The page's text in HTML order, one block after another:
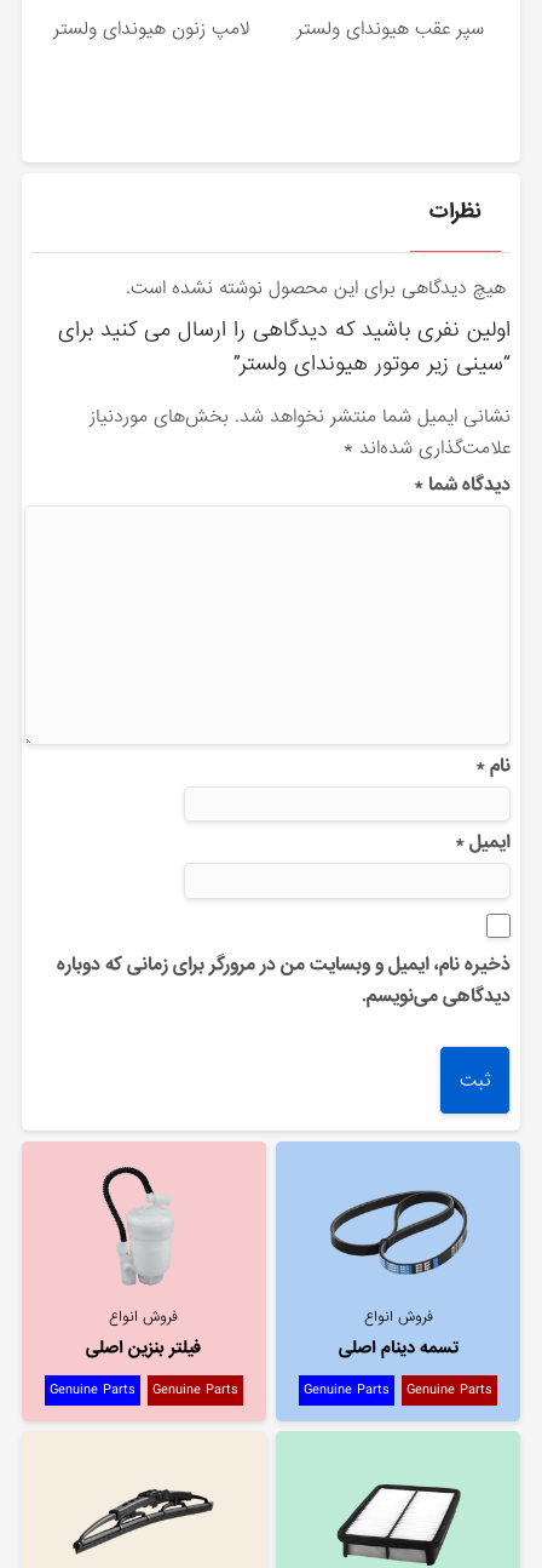
سپر عقب هیوندای ولستر لامپ زنون هیوندای ولستر
نظرات
هیچ دیدگاهی برای این محصول نوشته نشده است.
اولین نفری باشید که دیدگاهی را ارسال می کنید برای
“سینی زیر موتور هیوندای ولستر”
نشانی ایمیل شما منتشر نخواهد شد. بخش‌های موردنیاز
علامت‌گذاری شده‌اند *
دیدگاه شما*
نام*
ایمیل*
ذخیره نام، ایمیل و وبسایت من در مرورگر برای زمانی که دوباره
دیدگاهی می‌نویسم.
فروش انواع
تسمه دینام اصلی
Genuine Parts
Genuine Parts
فروش انواع
فیلتر بنزین اصلی
Genuine Parts
Genuine Parts